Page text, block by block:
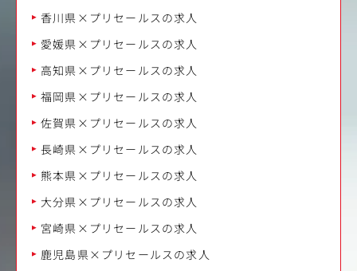
香川県×プリセールスの求人
愛媛県×プリセールスの求人
高知県×プリセールスの求人
福岡県×プリセールスの求人
佐賀県×プリセールスの求人
長崎県×プリセールスの求人
熊本県×プリセールスの求人
大分県×プリセールスの求人
宮崎県×プリセールスの求人
鹿児島県×プリセールスの求人